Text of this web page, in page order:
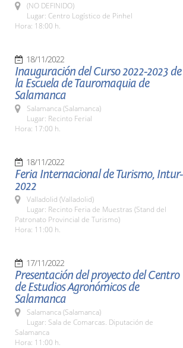
(NO DEFINIDO)
Lugar: Centro Logístico de Pinhel
Hora: 18:00 h.
18/11/2022
Inauguración del Curso 2022-2023 de
la Escuela de Tauromaquia de
Salamanca
Salamanca (Salamanca)
Lugar: Recinto Ferial
Hora: 17:00 h.
18/11/2022
Feria Internacional de Turismo, Intur-
2022
Valladolid (Valladolid)
Lugar: Recinto Feria de Muestras (Stand del
Patronato Provincial de Turismo)
Hora: 11:00 h.
17/11/2022
Presentación del proyecto del Centro
de Estudios Agronómicos de
Salamanca
Salamanca (Salamanca)
Lugar: Sala de Comarcas. Diputación de
Salamanca
Hora: 11:00 h.